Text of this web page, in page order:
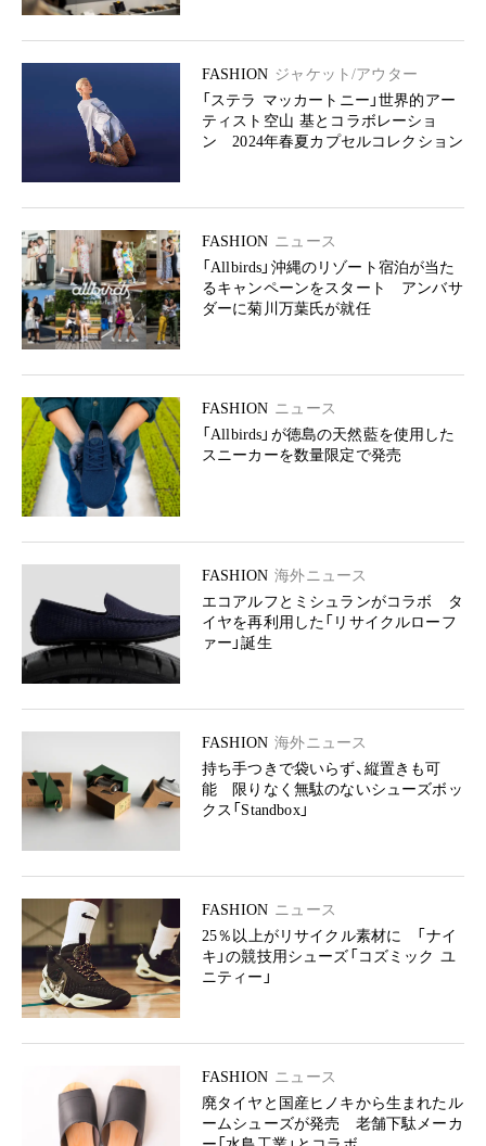
FASHION ジャケット/アウター
「ステラ マッカートニー」世界的アー
ティスト空山 基とコラボレーショ
ン 2024年春夏カプセルコレクション
FASHION ニュース
「Allbirds」沖縄のリゾート宿泊が当た
るキャンペーンをスタート アンバサ
ダーに菊川万葉氏が就任
FASHION ニュース
「Allbirds」が徳島の天然藍を使用した
スニーカーを数量限定で発売
FASHION 海外ニュース
エコアルフとミシュランがコラボ タ
イヤを再利用した「リサイクルローフ
ァー」誕生
FASHION 海外ニュース
持ち手つきで袋いらず、縦置きも可
能 限りなく無駄のないシューズボッ
クス「Standbox」
FASHION ニュース
25％以上がリサイクル素材に 「ナイ
キ」の競技用シューズ「コズミック ユ
ニティー」
FASHION ニュース
廃タイヤと国産ヒノキから生まれたル
ームシューズが発売 老舗下駄メーカ